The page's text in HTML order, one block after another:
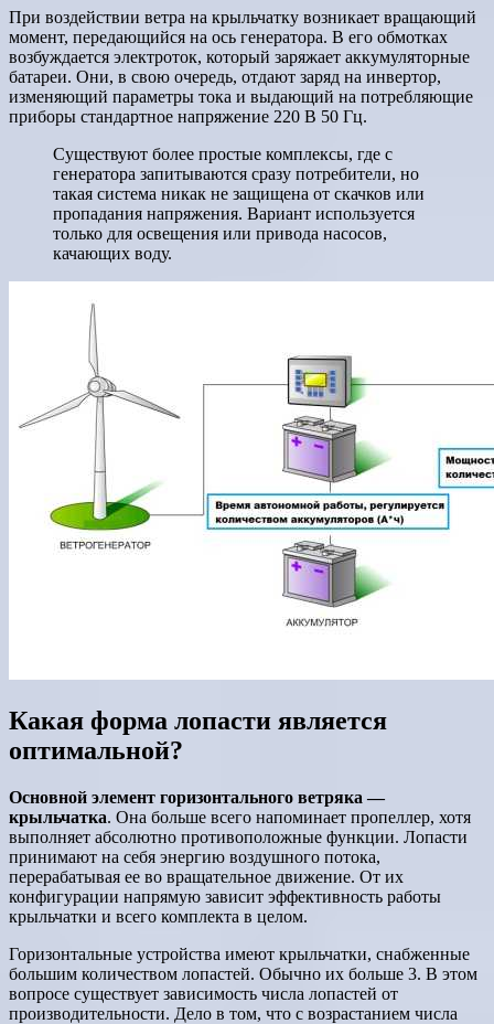
При воздействии ветра на крыльчатку возникает вращающий
момент, передающийся на ось генератора. В его обмотках
возбуждается электроток, который заряжает аккумуляторные
батареи. Они, в свою очередь, отдают заряд на инвертор,
изменяющий параметры тока и выдающий на потребляющие
приборы стандартное напряжение 220 В 50 Гц.
Существуют более простые комплексы, где с
генератора запитываются сразу потребители, но
такая система никак не защищена от скачков или
пропадания напряжения. Вариант используется
только для освещения или привода насосов,
качающих воду.
Какая форма лопасти является
оптимальной?
Основной элемент горизонтального ветряка —
крыльчатка. Она больше всего напоминает пропеллер, хотя
выполняет абсолютно противоположные функции. Лопасти
принимают на себя энергию воздушного потока,
перерабатывая ее во вращательное движение. От их
конфигурации напрямую зависит эффективность работы
крыльчатки и всего комплекта в целом.
Горизонтальные устройства имеют крыльчатки, снабженные
большим количеством лопастей. Обычно их больше 3. В этом
вопросе существует зависимость числа лопастей от
производительности. Дело в том, что с возрастанием числа